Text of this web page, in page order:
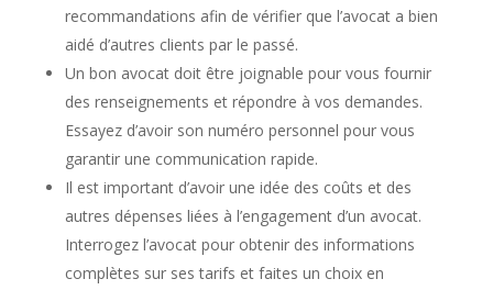
recommandations afin de vérifier que l’avocat a bien
aidé d’autres clients par le passé.
Un bon avocat doit être joignable pour vous fournir
des renseignements et répondre à vos demandes.
Essayez d’avoir son numéro personnel pour vous
garantir une communication rapide.
Il est important d’avoir une idée des coûts et des
autres dépenses liées à l’engagement d’un avocat.
Interrogez l’avocat pour obtenir des informations
complètes sur ses tarifs et faites un choix en